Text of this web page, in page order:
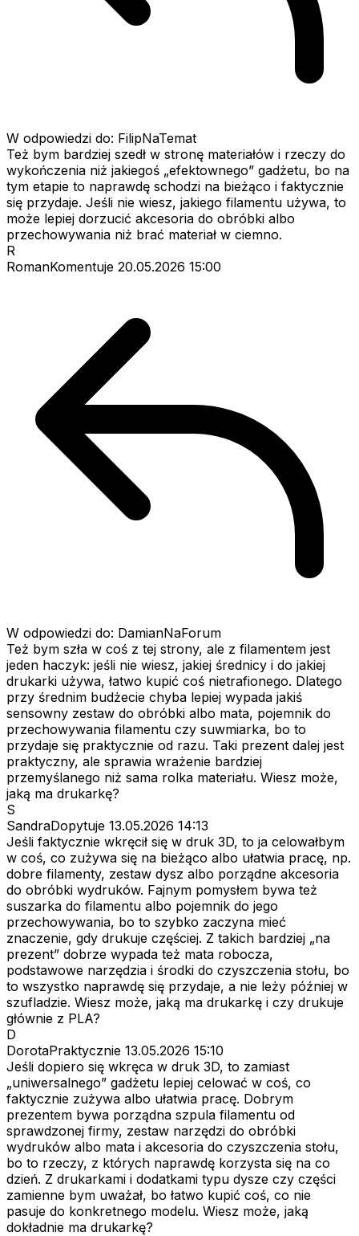
W odpowiedzi do: FilipNaTemat
Też bym bardziej szedł w stronę materiałów i rzeczy do
wykończenia niż jakiegoś „efektownego” gadżetu, bo na
tym etapie to naprawdę schodzi na bieżąco i faktycznie
się przydaje. Jeśli nie wiesz, jakiego filamentu używa, to
może lepiej dorzucić akcesoria do obróbki albo
przechowywania niż brać materiał w ciemno.
R
RomanKomentuje 20.05.2026 15:00
W odpowiedzi do: DamianNaForum
Też bym szła w coś z tej strony, ale z filamentem jest
jeden haczyk: jeśli nie wiesz, jakiej średnicy i do jakiej
drukarki używa, łatwo kupić coś nietrafionego. Dlatego
przy średnim budżecie chyba lepiej wypada jakiś
sensowny zestaw do obróbki albo mata, pojemnik do
przechowywania filamentu czy suwmiarka, bo to
przydaje się praktycznie od razu. Taki prezent dalej jest
praktyczny, ale sprawia wrażenie bardziej
przemyślanego niż sama rolka materiału. Wiesz może,
jaką ma drukarkę?
S
SandraDopytuje 13.05.2026 14:13
Jeśli faktycznie wkręcił się w druk 3D, to ja celowałbym
w coś, co zużywa się na bieżąco albo ułatwia pracę, np.
dobre filamenty, zestaw dysz albo porządne akcesoria
do obróbki wydruków. Fajnym pomysłem bywa też
suszarka do filamentu albo pojemnik do jego
przechowywania, bo to szybko zaczyna mieć
znaczenie, gdy drukuje częściej. Z takich bardziej „na
prezent” dobrze wypada też mata robocza,
podstawowe narzędzia i środki do czyszczenia stołu, bo
to wszystko naprawdę się przydaje, a nie leży później w
szufladzie. Wiesz może, jaką ma drukarkę i czy drukuje
głównie z PLA?
D
DorotaPraktycznie 13.05.2026 15:10
Jeśli dopiero się wkręca w druk 3D, to zamiast
„uniwersalnego” gadżetu lepiej celować w coś, co
faktycznie zużywa albo ułatwia pracę. Dobrym
prezentem bywa porządna szpula filamentu od
sprawdzonej firmy, zestaw narzędzi do obróbki
wydruków albo mata i akcesoria do czyszczenia stołu,
bo to rzeczy, z których naprawdę korzysta się na co
dzień. Z drukarkami i dodatkami typu dysze czy części
zamienne bym uważał, bo łatwo kupić coś, co nie
pasuje do konkretnego modelu. Wiesz może, jaką
dokładnie ma drukarkę?